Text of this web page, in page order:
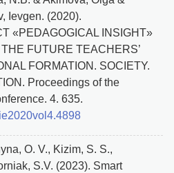
Ievgen. (2020).
«PEDAGOGICAL INSIGHT»
FUTURE TEACHERS’
FORMATION. SOCIETY.
Proceedings of the
4. 635.
O. V., Kizim, S. S.,
S.V. (2023). Smart